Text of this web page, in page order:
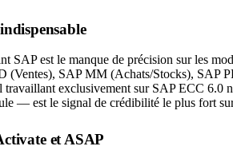
SAP est le manque de précision sur les
SAP MM (Achats/Stocks),
exclusivement sur SAP ECC
— est le signal de crédibilité le plus fort
et ASAP